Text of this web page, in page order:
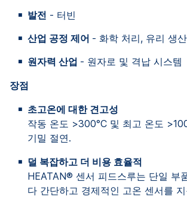
발전 - 터빈
산업 공정 제어 - 화학 처리, 유리 생
원자력 산업 - 원자로 및 격납 시스템
장점
초고온에 대한 견고성
작동 온도 >300°C 및 최고 온도
기밀 절연.
덜 복잡하고 더 비용 효율적
HEATAN® 센서 피드스루는 단일 부
다 간단하고 경제적인 고온 센서를